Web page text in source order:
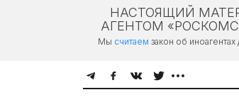
НАСТОЯЩИЙ
АГЕНТОМ
Мы считаем закон об